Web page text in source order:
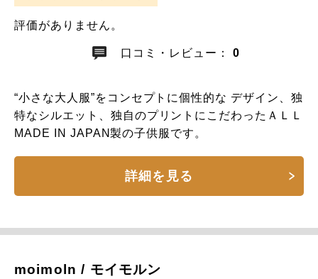
評価がありません。
口コミ・レビュー： 0
“小さな大人服”をコンセプトに個性的な デザイン、独
特なシルエット、独自のプリントにこだわったＡＬＬ
MADE IN JAPAN製の子供服です。
詳細を見る
moimoln / モイモルン